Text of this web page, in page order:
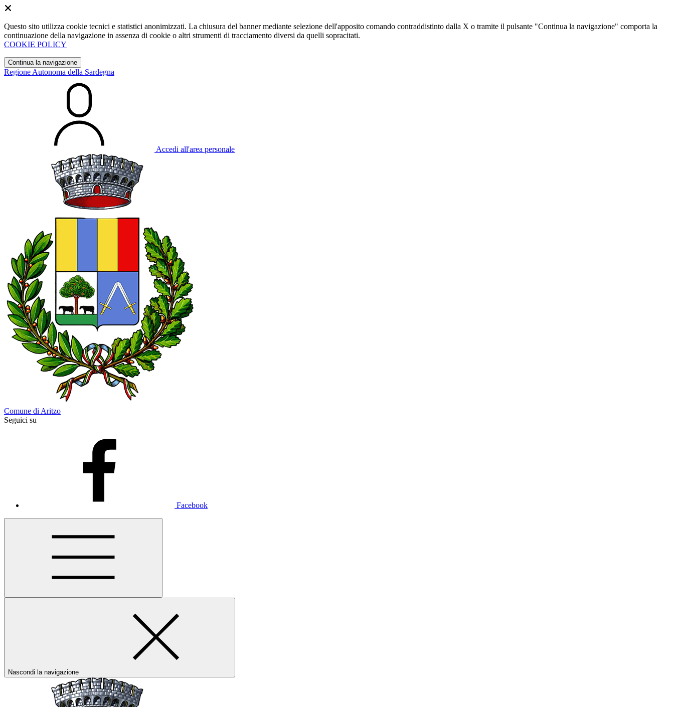
Questo sito utilizza cookie tecnici e statistici anonimizzati. La chiusura del banner mediante selezione dell'apposito comando contraddistinto dalla X o tramite il pulsante "Continua la navigazione" comporta la
continuazione della navigazione in assenza di cookie o altri strumenti di tracciamento diversi da quelli sopracitati.
COOKIE POLICY
Continua la navigazione
Regione Autonoma della Sardegna
Accedi all'area personale
Comune di Aritzo
Seguici su
Facebook
Nascondi la navigazione